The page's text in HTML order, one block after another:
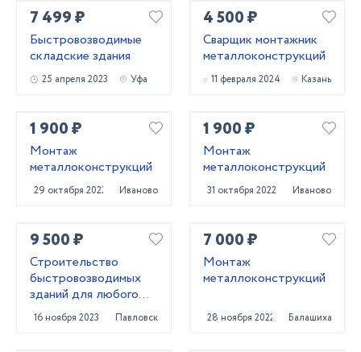
7 499 ₽
Быстровозводимые
складские здания
25 апреля 2023 Уфа
4 500 ₽
Сварщик монтажник
металлоконструкций
11 февраля 2024 Казань
1 900 ₽
Монтаж
металлоконструкций
29 октября 2022 Иваново
1 900 ₽
Монтаж
металлоконструкций
31 октября 2022 Иваново
9 500 ₽
Строительство
быстровозводимых
зданий для любого
бизнеса
16 ноября 2023 Павловск
7 000 ₽
Монтаж
металлоконструкций
28 ноября 2022 Балашиха